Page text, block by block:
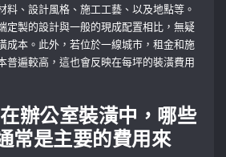
料、設計風格、施工工藝、以及地點等。
定製的設計與一般的現成配置相比，無疑
成本。此外，若位於一線城市，租金和施
普遍較高，這也會反映在每坪的裝潢費用
辦公室裝潢中，哪些
常是主要的費用來